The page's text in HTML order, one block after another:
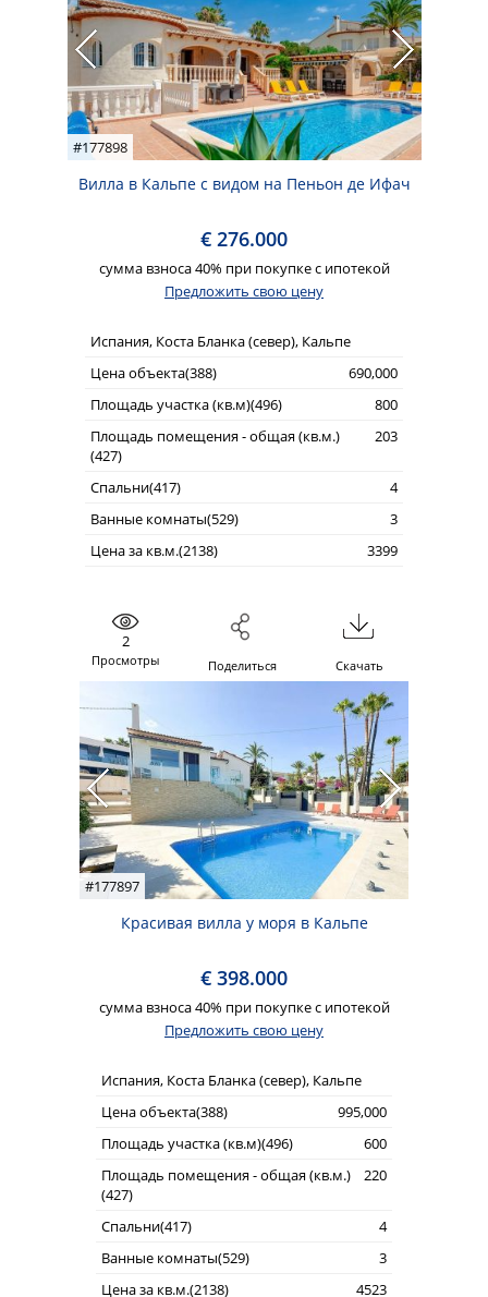
#177898
Вилла в Кальпе с видом на Пеньон де Ифач
€ 276.000
сумма взноса 40% при покупке с ипотекой
Предложить свою цену
Испания, Коста Бланка (север), Кальпе
Цена объекта(388)
690,000
Площадь участка (кв.м)(496)
800
Площадь помещения - общая (кв.м.)
(427)
203
Спальни(417)
4
Ванные комнаты(529)
3
Цена за кв.м.(2138)
3399
2
Просмотры Поделиться Скачать
#177897
Красивая вилла у моря в Кальпе
€ 398.000
сумма взноса 40% при покупке с ипотекой
Предложить свою цену
Испания, Коста Бланка (север), Кальпе
Цена объекта(388)
995,000
Площадь участка (кв.м)(496)
600
Площадь помещения - общая (кв.м.)
(427)
220
Спальни(417)
4
Ванные комнаты(529)
3
Цена за кв.м.(2138)
4523